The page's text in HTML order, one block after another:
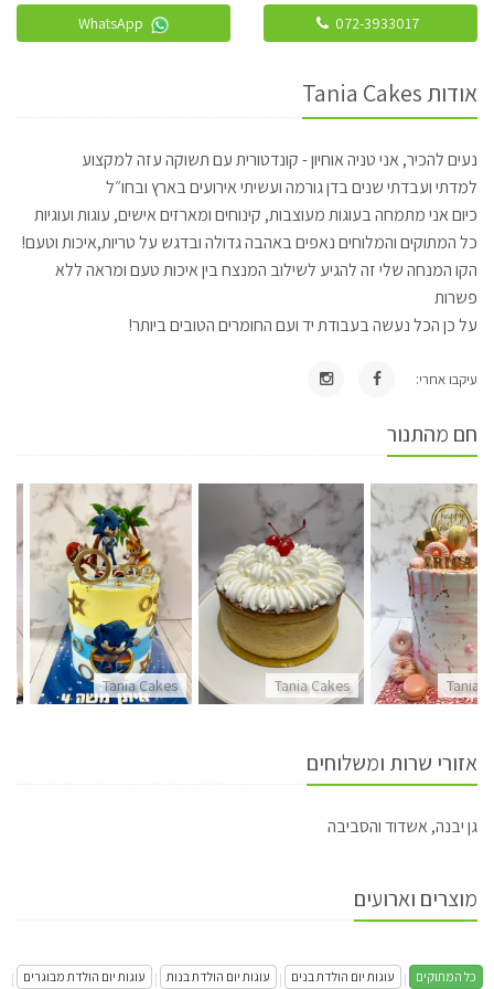
072-3933017
אודות Tania Cakes
נעים להכיר, אני טניה אוחיון - קונדטורית עם תשוקה עזה למקצוע
למדתי ועבדתי שנים בדן גורמה ועשיתי אירועים בארץ ובחו״ל
כיום אני מתמחה בעוגות מעוצבות, קינוחים ומארזים אישים, עוגות ועוגיות
כל המתוקים והמלוחים נאפים באהבה גדולה ובדגש על טריות,איכות וטעם!
הקו המנחה שלי זה להגיע לשילוב המנצח בין איכות טעם ומראה ללא
פשרות
על כן הכל נעשה בעבודת יד ועם החומרים הטובים ביותר!
עיקבו אחרי:
חם מהתנור
Tania
Tania Cakes
Tania Cakes
אזורי שרות ומשלוחים
גן יבנה, אשדוד והסביבה
מוצרים וארועים
כל המתוקים | עוגות יום הולדת בנים | עוגות יום הולדת בנות | עוגות יום הולדת מבוגרים |